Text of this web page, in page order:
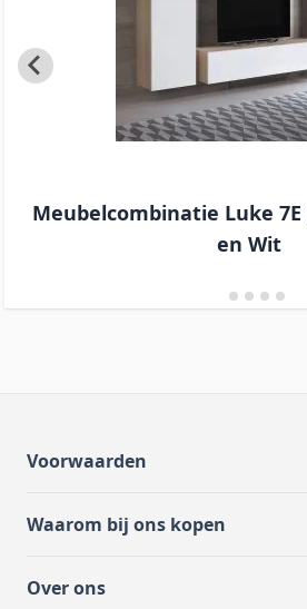
Meubelcombinatie Luke 7E
en Wit
Voorwaarden
Waarom bij ons kopen
Over ons